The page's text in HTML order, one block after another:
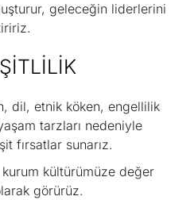
geleceğin liderlerini
dil, etnik köken, engellilik
tarzları nedeniyle
fırsatlar sunarız.
kurum kültürümüze değer
görürüz.